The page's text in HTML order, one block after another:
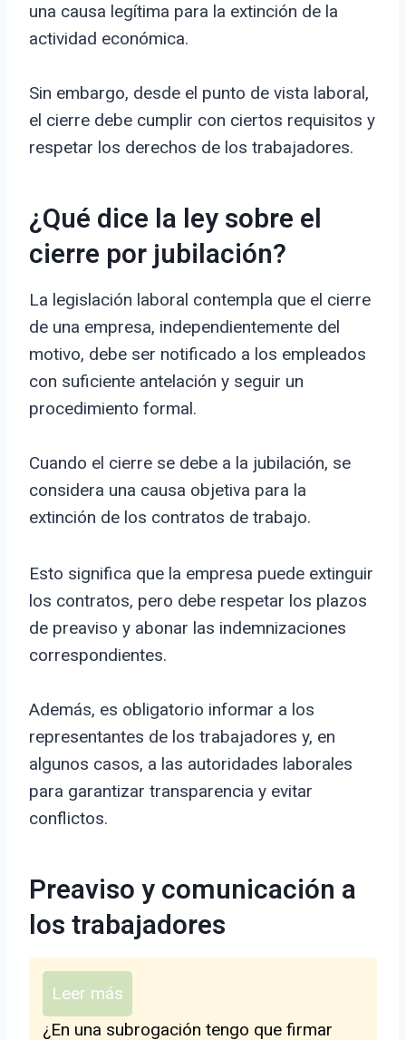
una causa legítima para la extinción de la
actividad económica.
Sin embargo, desde el punto de vista laboral,
el cierre debe cumplir con ciertos requisitos y
respetar los derechos de los trabajadores.
¿Qué dice la ley sobre el
cierre por jubilación?
La legislación laboral contempla que el cierre
de una empresa, independientemente del
motivo, debe ser notificado a los empleados
con suficiente antelación y seguir un
procedimiento formal.
Cuando el cierre se debe a la jubilación, se
considera una causa objetiva para la
extinción de los contratos de trabajo.
Esto significa que la empresa puede extinguir
los contratos, pero debe respetar los plazos
de preaviso y abonar las indemnizaciones
correspondientes.
Además, es obligatorio informar a los
representantes de los trabajadores y, en
algunos casos, a las autoridades laborales
para garantizar transparencia y evitar
conflictos.
Preaviso y comunicación a
los trabajadores
Leer más
¿En una subrogación tengo que firmar